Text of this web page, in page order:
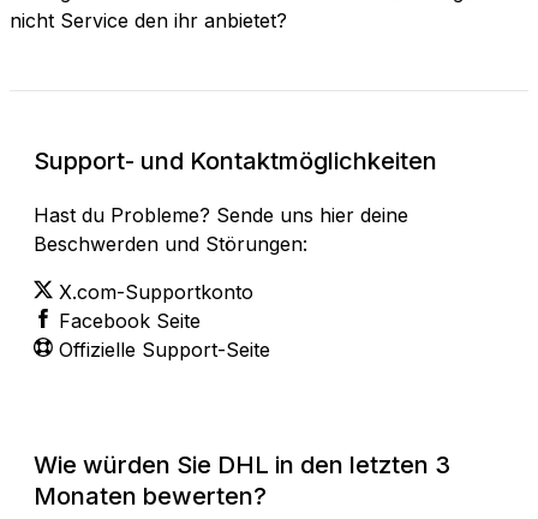
nicht Service den ihr anbietet?
Support- und Kontaktmöglichkeiten
Hast du Probleme? Sende uns hier deine
Beschwerden und Störungen:
X.com-Supportkonto
Facebook Seite
Offizielle Support-Seite
Wie würden Sie DHL in den letzten 3
Monaten bewerten?